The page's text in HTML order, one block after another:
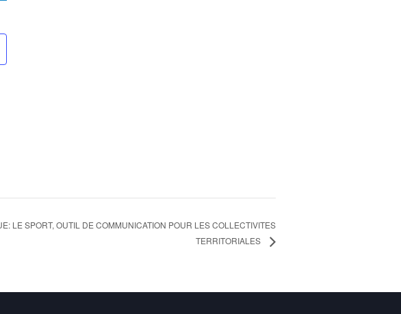
LE SPORT, OUTIL DE COMMUNICATION POUR LES COLLECTIVITES
TERRITORIALES